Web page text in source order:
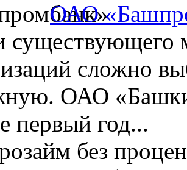
ОАО
существующего
сложно
ОАО
первый год...